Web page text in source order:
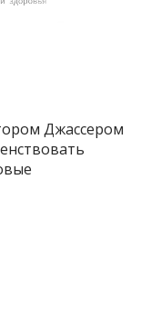
Джассером